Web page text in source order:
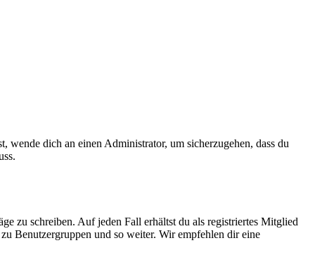
dich an einen Administrator, um sicherzugehen, dass du
zu schreiben. Auf jeden Fall erhältst du als registriertes Mitglied
Benutzergruppen und so weiter. Wir empfehlen dir eine